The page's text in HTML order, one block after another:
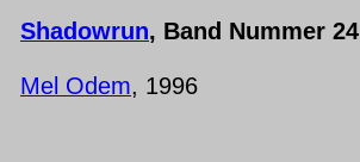
Shadowrun, Band Nummer 24
Mel Odem, 1996